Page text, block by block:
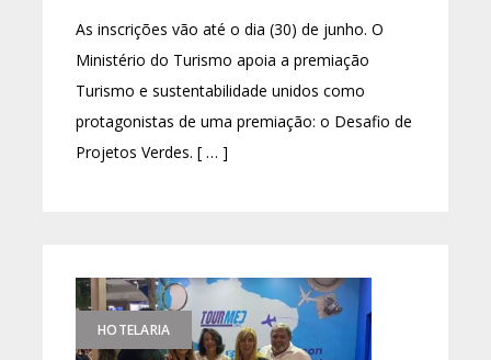
As inscrições vão até o dia (30) de junho. O
Ministério do Turismo apoia a premiação
Turismo e sustentabilidade unidos como
protagonistas de uma premiação: o Desafio de
Projetos Verdes. [ … ]
HOTELARIA